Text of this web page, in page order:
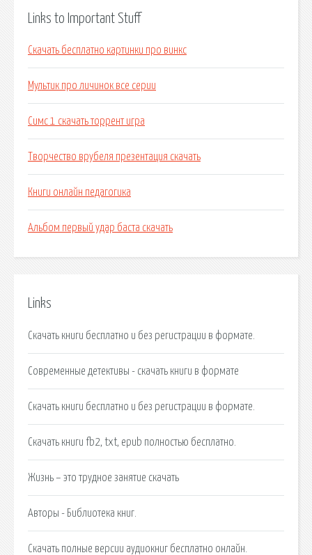
Links to Important Stuff
Скачать бесплатно картинки про винкс
Мультик про личинок все серии
Симс 1 скачать торрент игра
Творчество врубеля презентация скачать
Книги онлайн педагогика
Альбом первый удар баста скачать
Links
Cкачать книги бесплатно и без регистрации в формате.
Современные детективы - скачать книги в формате
Cкачать книги бесплатно и без регистрации в формате.
Скачать книги fb2, txt, epub полностью бесплатно.
Жизнь – это трудное занятие скачать
Авторы - Библиотека книг.
Скачать полные версии аудиокниг бесплатно онлайн.